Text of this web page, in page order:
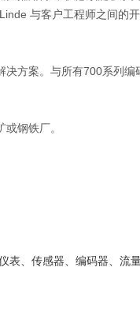
与客户工程师之间的
决方案。与所有700系列
钢铁厂。
、传感器、编码器、流